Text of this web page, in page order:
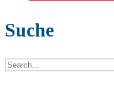
Suche
Search
for: